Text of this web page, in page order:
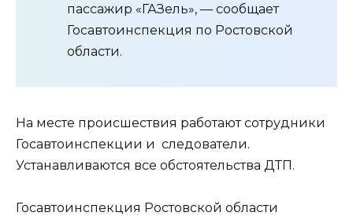
пассажир «ГАЗель», — сообщает
Госавтоинспекция по Ростовской
области.
На месте происшествия работают сотрудники
Госавтоинспекции и следователи.
Устанавливаются все обстоятельства ДТП.
Госавтоинспекция Ростовской области